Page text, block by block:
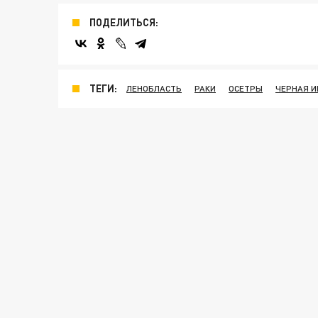
ПОДЕЛИТЬСЯ:
ТЕГИ: ЛЕНОБЛАСТЬ РАКИ ОСЕТРЫ ЧЕРНАЯ